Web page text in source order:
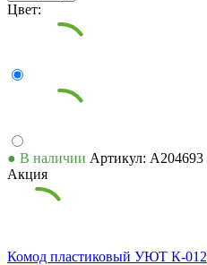
Цвет:
● В наличии Артикул: А204693
Акция
Комод пластиковый УЮТ К-012